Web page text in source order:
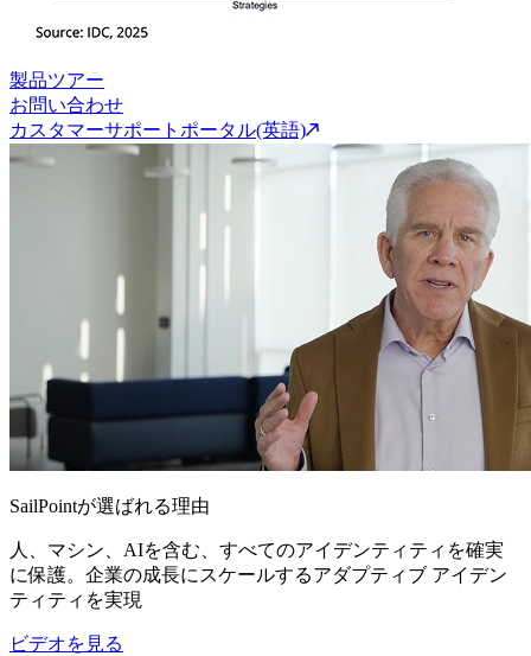
製品ツアー
お問い合わせ
カスタマーサポートポータル(英語)
SailPointが選ばれる理由
人、マシン、AIを含む、すべてのアイデンティティを確実
に保護。企業の成長にスケールするアダプティブ アイデン
ティティを実現
ビデオを見る